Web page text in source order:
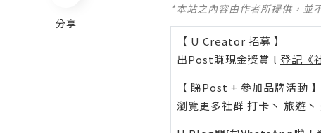
分享
*本站之內容由作者所提供，並
【 U Creator 招募 】
出Post賺現金獎賞 l 登記《
【 睇Post + 參加品牌活動 】
瀏覽更多社群 打卡 丶 旅遊 丶